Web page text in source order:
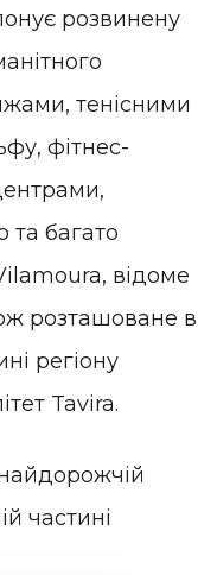
розвинену
тенісними
фітнес-
та багато
відоме
розташоване в
регіону
Tavira.
частині